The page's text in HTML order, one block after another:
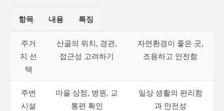
항목 내용 특징
주거
지 선
택
산골의 위치, 경관,
접근성 고려하기
자연환경이 좋은 곳,
조용하고 안전함
주변
시설
마을 상점, 병원, 교
통편 확인
일상 생활의 편리함
과 안전성